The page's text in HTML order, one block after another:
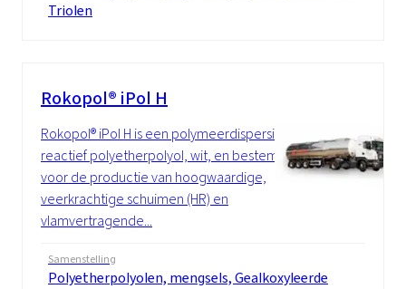
Triolen
Rokopol® iPol H
Rokopol® iPol H is een polymeerdispersie in
reactief polyetherpolyol, wit, en bestemd
voor de productie van hoogwaardige,
veerkrachtige schuimen (HR) en
vlamvertragende...
Samenstelling
Polyetherpolyolen, mengsels, Gealkoxyleerde